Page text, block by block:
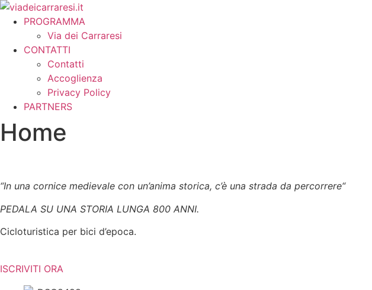
Vai
contenuto
PROGRAMMA
Via dei Carraresi
CONTATTI
Contatti
Accoglienza
Privacy Policy
PARTNERS
Home
“In una cornice medievale con un’anima storica, c’è una strada da percorrere“
PEDALA SU UNA STORIA LUNGA 800 ANNI.
Cicloturistica per bici d’epoca.
ISCRIVITI ORA